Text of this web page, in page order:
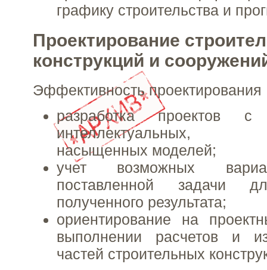
графику строительства и
Проектирование
конструкций и
Эффективность проектирования
разработка проектов с
интеллектуальных,
насыщенных моделей;
учет возможных
поставленной задачи
полученного результата;
ориентирование на
выполнении расчетов и
частей строительных